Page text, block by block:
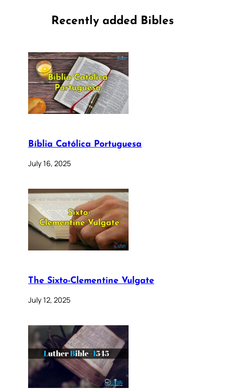
Recently added Bibles
Bíblia Católica Portuguesa
July 16, 2025
The Sixto-Clementine Vulgate
July 12, 2025